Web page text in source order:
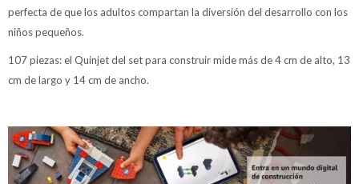
perfecta de que los adultos compartan la diversión del desarrollo con los
niños pequeños.
107 piezas: el Quinjet del set para construir mide más de 4 cm de alto, 13
cm de largo y 14 cm de ancho.